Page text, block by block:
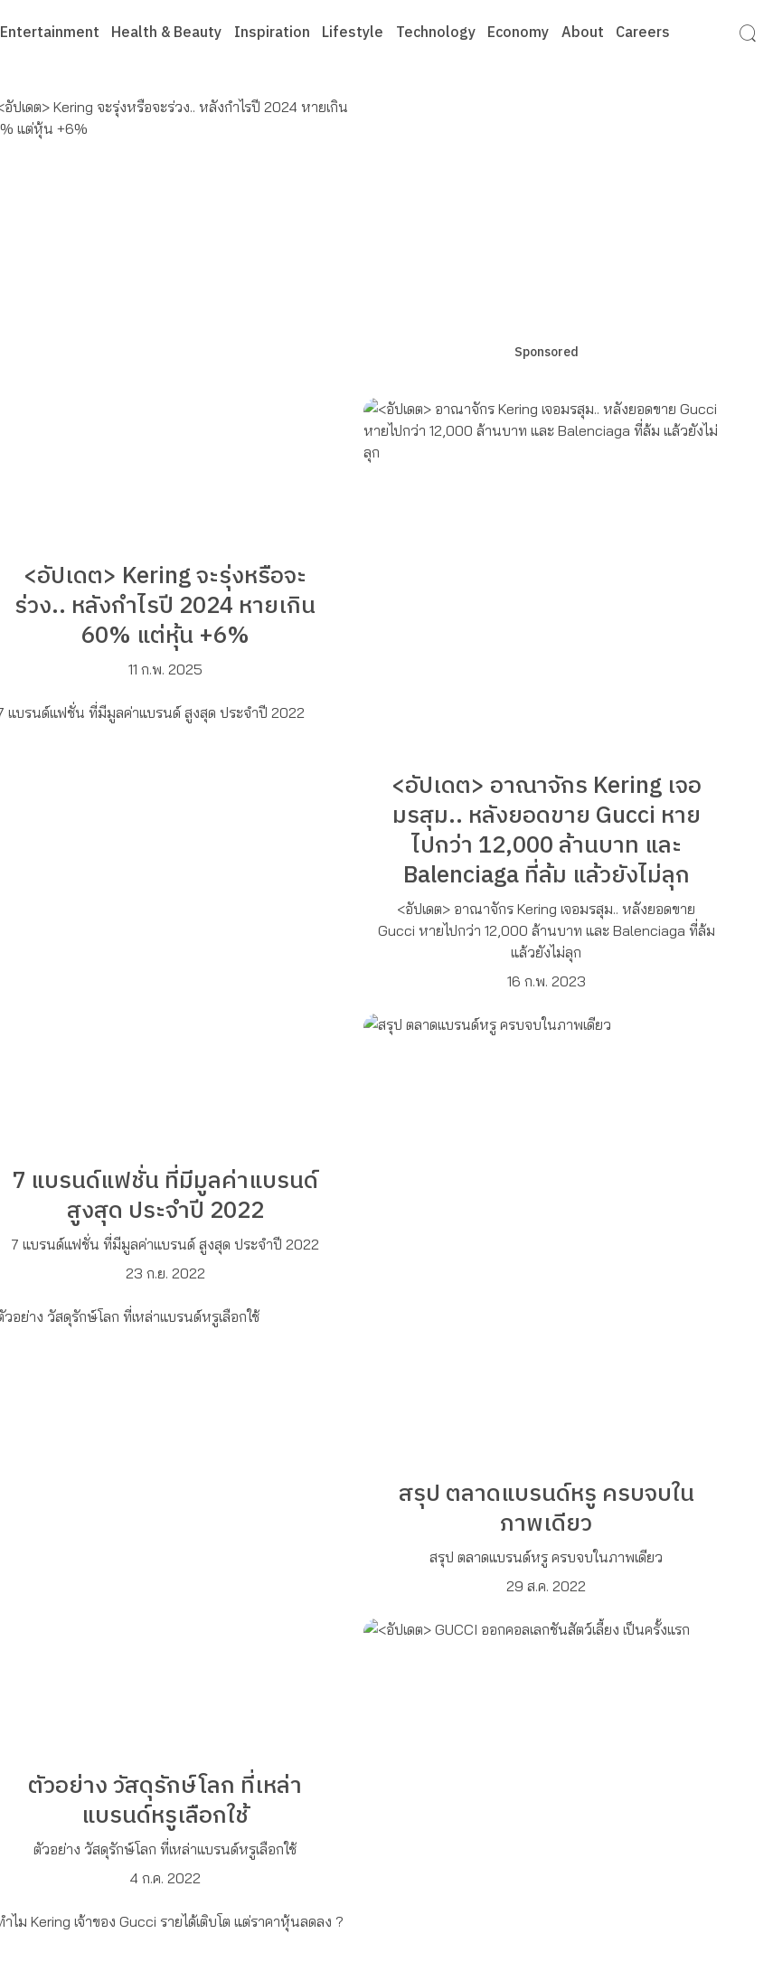
Entertainment Health & Beauty Inspiration Lifestyle Technology Economy About Careers
<อัปเดต> Kering จะรุ่งหรือจะ
ร่วง.. หลังกำไรปี 2024 หายเกิน
60% แต่หุ้น +6%
11 ก.พ. 2025
Sponsored
<อัปเดต> อาณาจักร Kering เจอ
มรสุม.. หลังยอดขาย Gucci หาย
ไปกว่า 12,000 ล้านบาท และ
Balenciaga ที่ล้ม แล้วยังไม่ลุก
<อัปเดต> อาณาจักร Kering เจอมรสุม.. หลังยอดขาย
Gucci หายไปกว่า 12,000 ล้านบาท และ Balenciaga ที่ล้ม
แล้วยังไม่ลุก
16 ก.พ. 2023
7 แบรนด์แฟชั่น ที่มีมูลค่าแบรนด์
สูงสุด ประจำปี 2022
7 แบรนด์แฟชั่น ที่มีมูลค่าแบรนด์ สูงสุด ประจำปี 2022
23 ก.ย. 2022
สรุป ตลาดแบรนด์หรู ครบจบใน
ภาพเดียว
สรุป ตลาดแบรนด์หรู ครบจบในภาพเดียว
29 ส.ค. 2022
ตัวอย่าง วัสดุรักษ์โลก ที่เหล่า
แบรนด์หรูเลือกใช้
ตัวอย่าง วัสดุรักษ์โลก ที่เหล่าแบรนด์หรูเลือกใช้
4 ก.ค. 2022